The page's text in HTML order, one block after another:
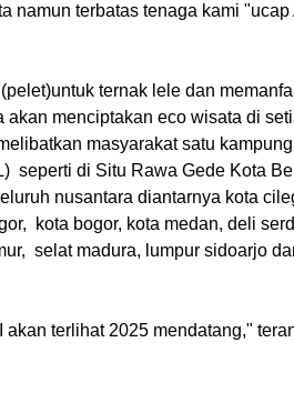
namun terbatas tenaga kami "ucap
ternak lele dan
akan menciptakan eco wisata di
masyarakat satu
seperti di Situ Rawa Gede Kota
nusantara diantarnya kota
kota bogor, kota medan, deli
selat madura, lumpur sidoarjo
terlihat 2025 mendatang,"